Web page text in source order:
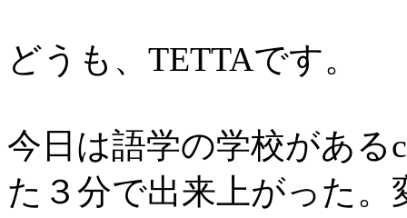
どうも、TETTAです。
今日は語学の学校がある
た３分で出来上がった